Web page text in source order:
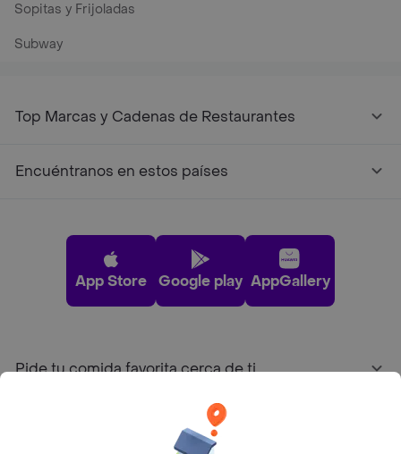
Sopitas y Frijoladas
Subway
Top Marcas y Cadenas de Restaurantes
Encuéntranos en estos países
App Store Google play AppGallery
Pide tu comida favorita cerca de ti